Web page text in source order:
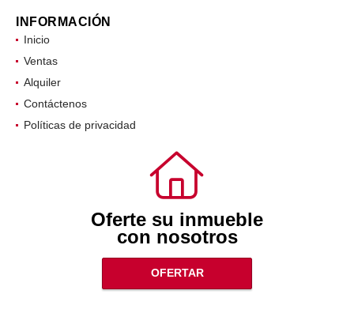
INFORMACIÓN
Inicio
Ventas
Alquiler
Contáctenos
Políticas de privacidad
Oferte su inmueble
con nosotros
OFERTAR